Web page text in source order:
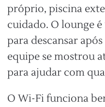
próprio, piscina
cuidado. O lounge
para descansar
equipe se mostrou
para ajudar com
O Wi-Fi funciona